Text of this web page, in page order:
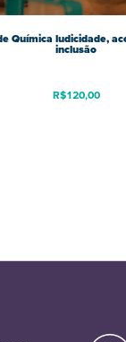
Química ludicidade,
inclusão
R$120,00